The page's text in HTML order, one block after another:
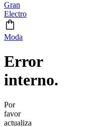
Gran
Electro
Moda
Error
interno.
Por
favor
actualiza